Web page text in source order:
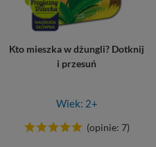
Kto mieszka w dżungli? Dotknij
i przesuń
Wiek: 2+
(opinie: 7)